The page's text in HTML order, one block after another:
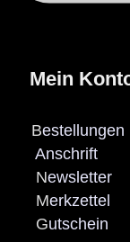
Mein
Bestellungen
Anschrift
Newsletter
Merkzettel
Gutschein